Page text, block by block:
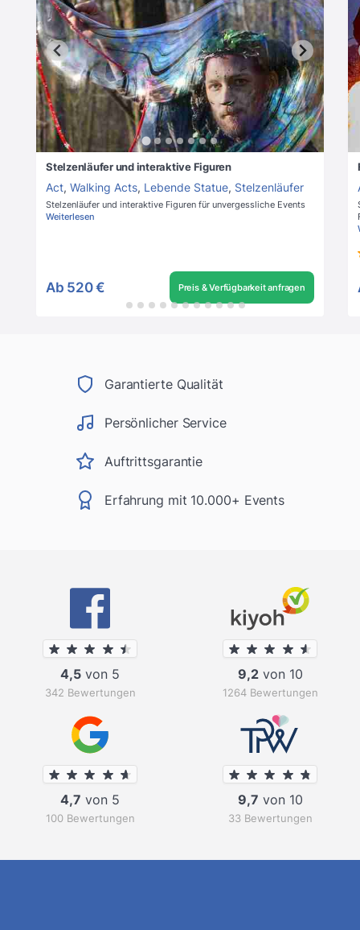
Stelzenläufer und interaktive Figuren
Act, Walking Acts, Lebende Statue, Stelzenläufer
Stelzenläufer und interaktive Figuren für unvergessliche Events
Weiterlesen
Ab 520 € Preis & Verfügbarkeit anfragen
Garantierte Qualität
Persönlicher Service
Auftrittsgarantie
Erfahrung mit 10.000+ Events
4,5 von 5
342 Bewertungen
9,2von 10
1264 Bewertungen
4,7 von 5
100 Bewertungen
9,7 von 10
33 Bewertungen